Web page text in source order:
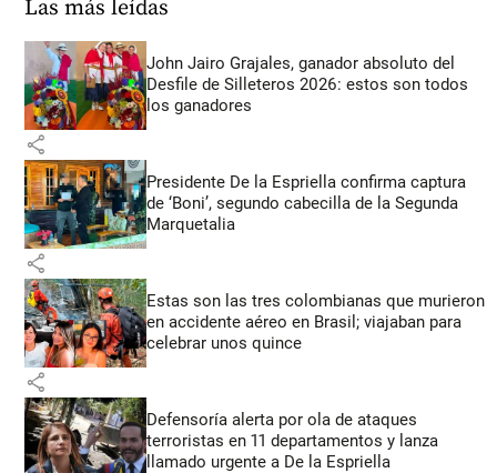
Las más leídas
John Jairo Grajales, ganador absoluto del
Desfile de Silleteros 2026: estos son todos
los ganadores
share
Presidente De la Espriella confirma captura
de ‘Boni’, segundo cabecilla de la Segunda
Marquetalia
share
Estas son las tres colombianas que murieron
en accidente aéreo en Brasil; viajaban para
celebrar unos quince
share
Defensoría alerta por ola de ataques
terroristas en 11 departamentos y lanza
llamado urgente a De la Espriella